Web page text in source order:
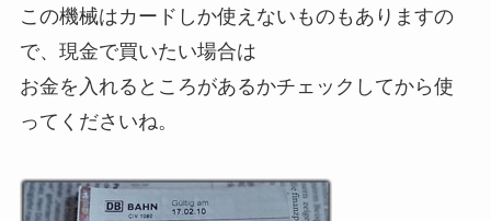
この機械はカードしか使えないものもありますの
で、現金で買いたい場合は
お金を入れるところがあるかチェックしてから使
ってくださいね。